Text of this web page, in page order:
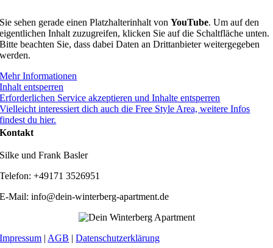
Sie sehen gerade einen Platzhalterinhalt vonYouTube. Um auf den
eigentlichen Inhalt zuzugreifen, klicken Sie auf die Schaltfläche unten.
Bitte beachten Sie, dass dabei Daten an Drittanbieter weitergegeben
werden.
Mehr Informationen
Inhalt entsperren
Erforderlichen Service akzeptieren und Inhalte entsperren
Vielleicht interessiert dich auch die Free Style Area, weitere Infos
findest du hier.
Kontakt
Silke und Frank Basler
Telefon: +49171 3526951
E-Mail: info@dein-winterberg-apartment.de
Impressum | AGB |Datenschutzerklärung